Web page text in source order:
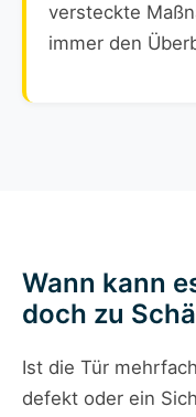
versteckte
immer den
Wann kann
doch zu
Ist die Tür
defekt oder ein